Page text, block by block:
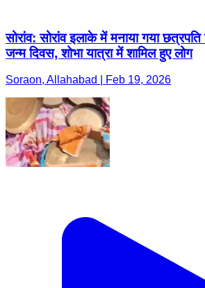
सोरांव: सोरांव इलाके में मनाया गया छत्रपति
जन्म दिवस, शोभा यात्रा में शामिल हुए लोग
Soraon, Allahabad | Feb 19, 2026